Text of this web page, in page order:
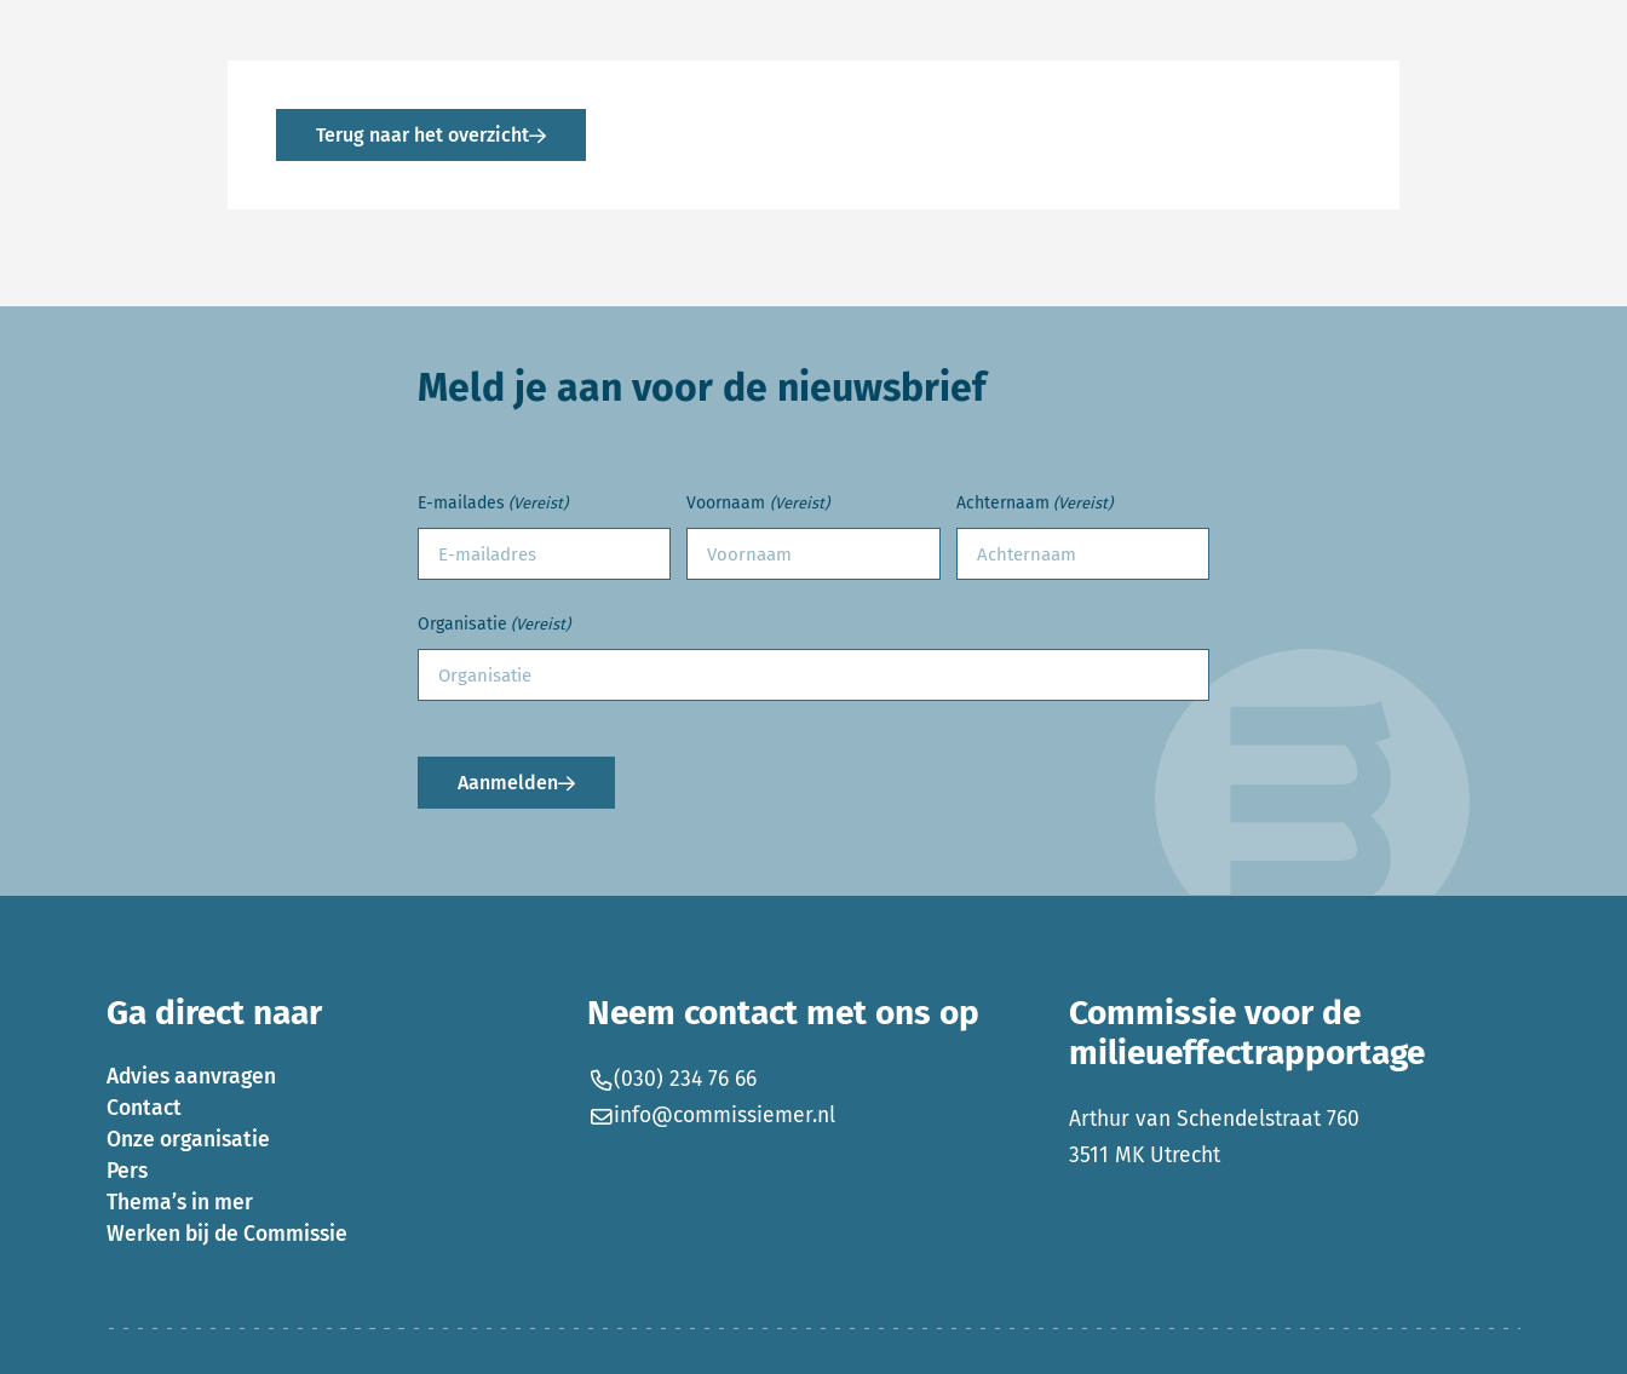
Terug naar het overzicht
Meld je aan voor de nieuwsbrief
E-mailades (Vereist) Voornaam (Vereist) Achternaam (Vereist)
Organisatie (Vereist)
Aanmelden
Ga direct naar
Advies aanvragen
Contact
Onze organisatie
Pers
Thema’s in mer
Werken bij de Commissie
Neem contact met ons op
(030) 234 76 66
info@commissiemer.nl
Commissie voor de
milieueffectrapportage
Arthur van Schendelstraat 760
3511 MK Utrecht